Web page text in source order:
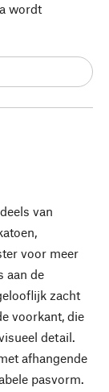
van
voor meer
aan de
zacht
voorkant, die
detail.
afhangende
pasvorm.
wordt